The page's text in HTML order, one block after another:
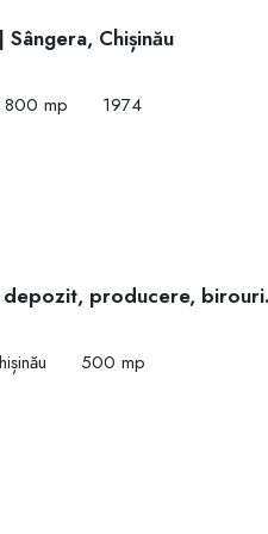
Chișinău
800 mp 1974
producere, birouri.
500 mp